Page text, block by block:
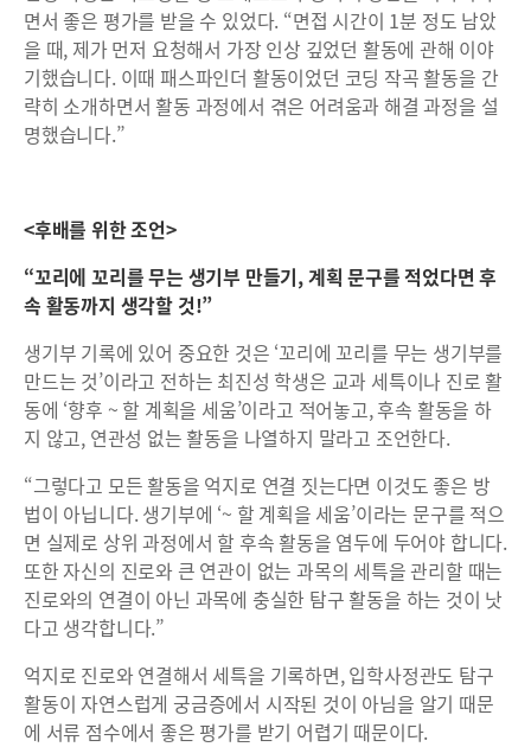
면서 좋은 평가를 받을 수 있었다. “면접 시간이 1분 정도 남았
을 때, 제가 먼저 요청해서 가장 인상 깊었던 활동에 관해 이야
기했습니다. 이때 패스파인더 활동이었던 코딩 작곡 활동을 간
략히 소개하면서 활동 과정에서 겪은 어려움과 해결 과정을 설
명했습니다.”
<후배를 위한 조언>
“꼬리에 꼬리를 무는 생기부 만들기, 계획 문구를 적었다면 후
속 활동까지 생각할 것!”
생기부 기록에 있어 중요한 것은 ‘꼬리에 꼬리를 무는 생기부를
만드는 것’이라고 전하는 최진성 학생은 교과 세특이나 진로 활
동에 ‘향후 ~ 할 계획을 세움’이라고 적어놓고, 후속 활동을 하
지 않고, 연관성 없는 활동을 나열하지 말라고 조언한다.
“그렇다고 모든 활동을 억지로 연결 짓는다면 이것도 좋은 방
법이 아닙니다. 생기부에 ‘~ 할 계획을 세움’이라는 문구를 적으
면 실제로 상위 과정에서 할 후속 활동을 염두에 두어야 합니다.
또한 자신의 진로와 큰 연관이 없는 과목의 세특을 관리할 때는
진로와의 연결이 아닌 과목에 충실한 탐구 활동을 하는 것이 낫
다고 생각합니다.”
억지로 진로와 연결해서 세특을 기록하면, 입학사정관도 탐구
활동이 자연스럽게 궁금증에서 시작된 것이 아님을 알기 때문
에 서류 점수에서 좋은 평가를 받기 어렵기 때문이다.